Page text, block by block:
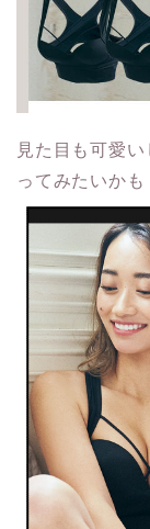
見た目も可愛
ってみたいかも